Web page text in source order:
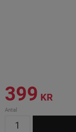
399 KR
Antal